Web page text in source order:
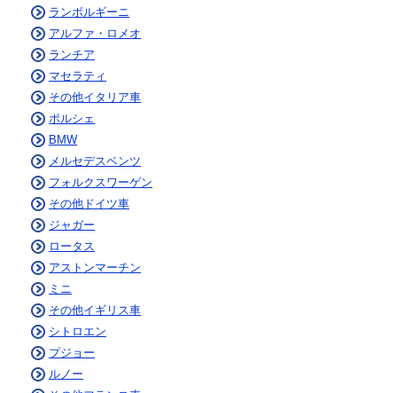
ランボルギーニ
アルファ・ロメオ
ランチア
マセラティ
その他イタリア車
ポルシェ
BMW
メルセデスベンツ
フォルクスワーゲン
その他ドイツ車
ジャガー
ロータス
アストンマーチン
ミニ
その他イギリス車
シトロエン
プジョー
ルノー